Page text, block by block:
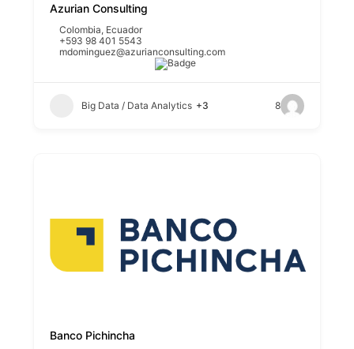
Azurian Consulting
Colombia, Ecuador
+593 98 401 5543
mdominguez@azurianconsulting.com
Big Data / Data Analytics +3 8
Banco Pichincha